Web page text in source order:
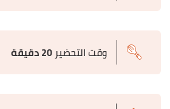
وقت التحضير20 دقيقة